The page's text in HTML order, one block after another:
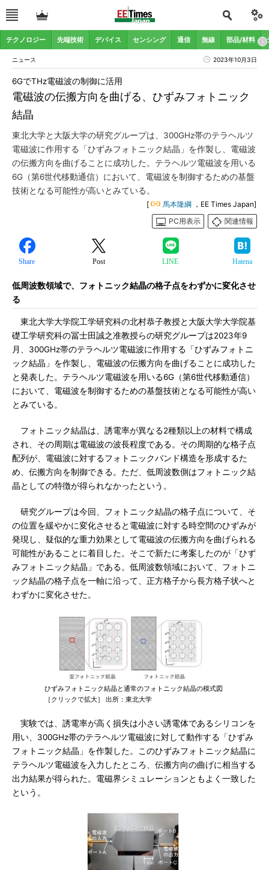
テクノロジー 先端技術 デバイス センシング 通信 無線 部品/材料
ニュース 2023年10月3日
電磁波の伝搬方向を曲げる、ひずみフォトニック
結晶
6GでTHz電磁波の制御に活用
東北大学と大阪大学の研究グループは、300GHz帯のテラヘルツ
電磁波に作用する「ひずみフォトニック結晶」を作製し、電磁波
の伝搬方向を曲げることに成功した。テラヘルツ電磁波を用いる
6G（第6世代移動通信）において、電磁波を制御するための基盤
技術となる可能性が高いとみている。
[ 馬本隆綱 ，EE Times Japan]
PC用表示
関連情報
Share Post LINE Hatena
低周波数領域で、フォトニック結晶の格子点をわずかに変化させ
る
東北大学大学院工学研究科の北村恭子教授と大阪大学大学院基
礎工学研究科の冨士田誠之准教授らの研究グループは2023年9
月、300GHz帯のテラヘルツ電磁波に作用する「ひずみフォトニ
ック結晶」を作製し、電磁波の伝搬方向を曲げることに成功した
と発表した。テラヘルツ電磁波を用いる6G（第6世代移動通信）
において、電磁波を制御するための基盤技術となる可能性が高い
とみている。
フォトニック結晶は、誘電率が異なる2種類以上の材料で構成
され、その周期は電磁波の波長程度である。その周期的な格子点
配列が、電磁波に対するフォトニックバンド構造を形成するた
め、伝搬方向を制御できる。ただ、低周波数側はフォトニック結
晶としての特徴が得られなかったという。
研究グループは今回、フォトニック結晶の格子点について、そ
の位置を緩やかに変化させると電磁波に対する時空間のひずみが
発現し、疑似的な重力効果として電磁波の伝搬方向を曲げられる
可能性があることに着目した。そこで新たに考案したのが「ひず
みフォトニック結晶」である。低周波数領域において、フォトニ
ック結晶の格子点を一軸に沿って、正方格子から長方格子状へと
わずかに変化させた。
ひずみフォトニック結晶と通常のフォトニック結晶の模式図
［クリックで拡大］ 出所：東北大学
実験では、誘電率が高く損失は小さい誘電体であるシリコンを
用い、300GHz帯のテラヘルツ電磁波に対して動作する「ひずみ
フォトニック結晶」を作製した。このひずみフォトニック結晶に
テラヘルツ電磁波を入力したところ、伝搬方向の曲げに相当する
出力結果が得られた。電磁界シミュレーションともよく一致した
という。